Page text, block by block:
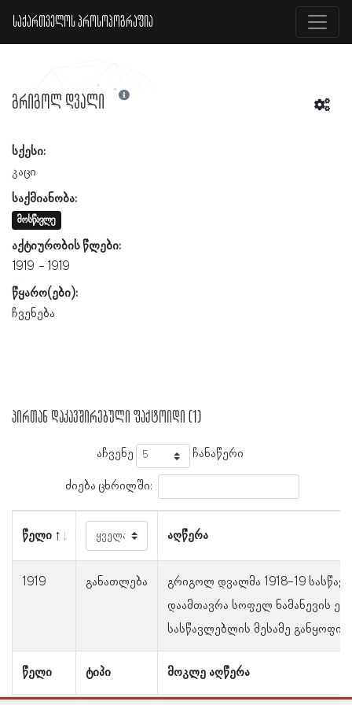
საქართველოს პროსოპოგრაფია
გრიგოლ დვალი
სქესი:
კაცი
საქმიანობა:
მოსწავლე
აქტიურობის წლები:
1919
1919
წყარო(ები):
ჩვენება
პირთან დაკავშირებული ფაქტოიდი (1)
აჩვენე ჩანაწერი
ძიება ცხრილში:
წელი აღწერა
წელი ტიპი მოკლე აღწერა
1919 განათლება
გრიგოლ დვალმა 1918-19
დაამთავრა სოფელ ნამანევის
სასწავლებლის მესამე